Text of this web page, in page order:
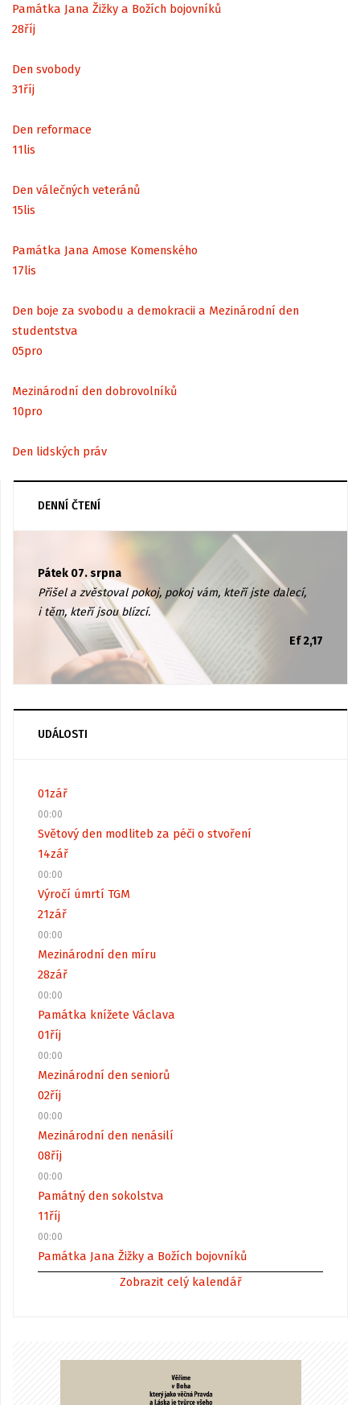
Památka Jana Žižky a Božích bojovníků
28říj
Den svobody
31říj
Den reformace
11lis
Den válečných veteránů
15lis
Památka Jana Amose Komenského
17lis
Den boje za svobodu a demokracii a Mezinárodní den
studentstva
05pro
Mezinárodní den dobrovolníků
10pro
Den lidských práv
DENNÍ ČTENÍ
Pátek 07. srpna
Přišel a zvěstoval pokoj, pokoj vám, kteří jste dalecí,
i těm, kteří jsou blízcí.
Ef 2,17
UDÁLOSTI
01zář
00:00
Světový den modliteb za péči o stvoření
14zář
00:00
Výročí úmrtí TGM
21zář
00:00
Mezinárodní den míru
28zář
00:00
Památka knížete Václava
01říj
00:00
Mezinárodní den seniorů
02říj
00:00
Mezinárodní den nenásilí
08říj
00:00
Památný den sokolstva
11říj
00:00
Památka Jana Žižky a Božích bojovníků
Zobrazit celý kalendář